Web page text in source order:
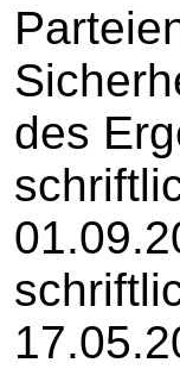
des